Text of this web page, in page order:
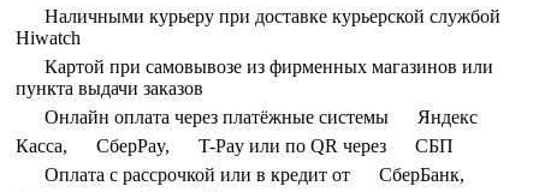
Наличными курьеру при доставке курьерской службой
Hiwatch
Картой при самовывозе из фирменных магазинов или
пункта выдачи заказов
Онлайн оплата через платёжные системы
Яндекс
Касса,
СберPay, T-Pay или по QR через
СБП
Оплата с рассрочкой или в кредит от
СберБанк,